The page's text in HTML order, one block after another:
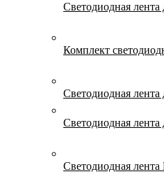
Светодиодная лента
Комплект
Светодиодная
Светодиодная лента
Светодиодная